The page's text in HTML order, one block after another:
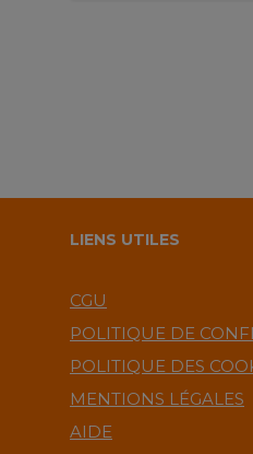
LIENS UTILES
CGU
POLITIQUE DE
POLITIQUE DES
MENTIONS LÉGALES
AIDE